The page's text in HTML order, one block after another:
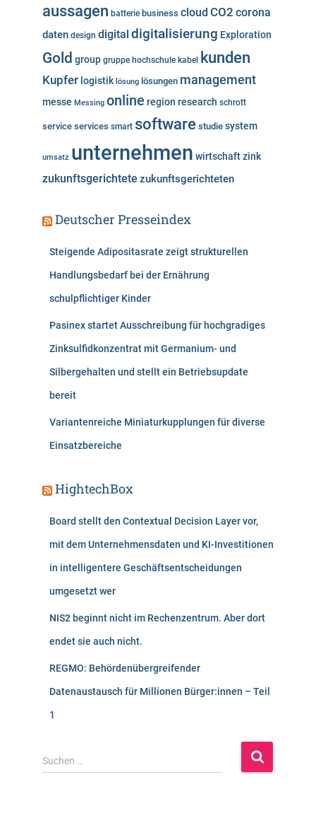
i
n
aussagen batterie business cloud CO2 corona
daten design digital digitalisierung Exploration
Gold group gruppe hochschule kabel kunden
Kupfer logistik lösung lösungen management
messe Messing online region research schrott
service services smart software studie system
umsatz unternehmen wirtschaftzink
zukunftsgerichtete zukunftsgerichteten
Deutscher Presseindex
Steigende Adipositasrate zeigt strukturellen
Handlungsbedarf bei der Ernährung
schulpflichtiger Kinder
Pasinex startet Ausschreibung für hochgradiges
Zinksulfidkonzentrat mit Germanium- und
Silbergehalten und stellt ein Betriebsupdate
bereit
Variantenreiche Miniaturkupplungen für diverse
Einsatzbereiche
HightechBox
Board stellt den Contextual Decision Layer vor,
mit dem Unternehmensdaten und KI-Investitionen
in intelligentere Geschäftsentscheidungen
umgesetzt wer
NIS2 beginnt nicht im Rechenzentrum. Aber dort
endet sie auch nicht.
REGMO: Behördenübergreifender
Datenaustausch für Millionen Bürger:innen – Teil
1
S
u
Suchen …